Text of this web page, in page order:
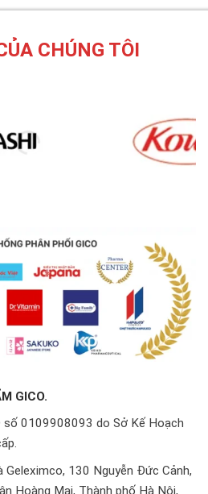
CHÚNG TÔI
GICO.
số 0109908093 do Sở Kế Hoạch
Geleximco, 130 Nguyễn Đức Cảnh,